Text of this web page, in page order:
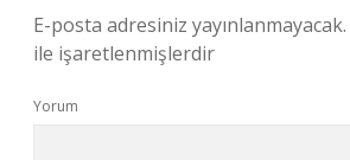
E-posta adresiniz yayınlanmayacak.
ile işaretlenmişlerdir
Yorum